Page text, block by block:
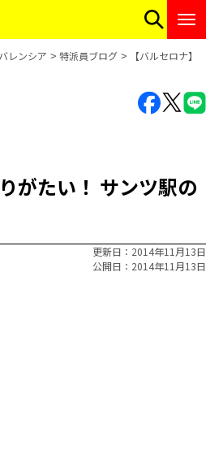
バレンシア 特派員ブログ 【バルセロナ
がたい！ サンツ駅の
更新日
2014年11月13日
公開日
2014年11月13日